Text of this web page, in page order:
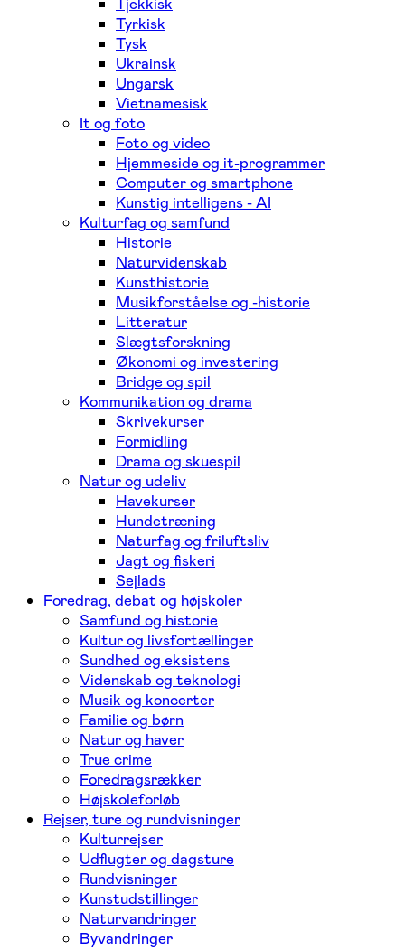
Tyrkisk
Tysk
Ukrainsk
Ungarsk
Vietnamesisk
It og foto
Foto og video
Hjemmeside og it-programmer
Computer og smartphone
Kunstig intelligens - AI
Kulturfag og samfund
Historie
Naturvidenskab
Kunsthistorie
Musikforståelse og -historie
Litteratur
Slægtsforskning
Økonomi og investering
Bridge og spil
Kommunikation og drama
Skrivekurser
Formidling
Drama og skuespil
Natur og udeliv
Havekurser
Hundetræning
Naturfag og friluftsliv
Jagt og fiskeri
Sejlads
Foredrag, debat og højskoler
Samfund og historie
Kultur og livsfortællinger
Sundhed og eksistens
Videnskab og teknologi
Musik og koncerter
Familie og børn
Natur og haver
True crime
Foredragsrækker
Højskoleforløb
Rejser, ture og rundvisninger
Kulturrejser
Udflugter og dagsture
Rundvisninger
Kunstudstillinger
Naturvandringer
Byvandringer